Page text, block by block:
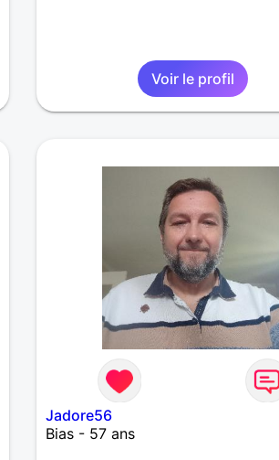
Voir le profil
Jadore56
Bias - 57 ans